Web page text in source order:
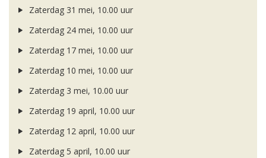
Zaterdag 31 mei, 10.00 uur
Zaterdag 24 mei, 10.00 uur
Zaterdag 17 mei, 10.00 uur
Zaterdag 10 mei, 10.00 uur
Zaterdag 3 mei, 10.00 uur
Zaterdag 19 april, 10.00 uur
Zaterdag 12 april, 10.00 uur
Zaterdag 5 april, 10.00 uur